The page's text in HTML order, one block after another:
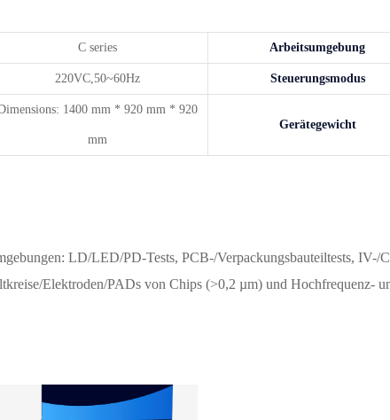
C series Arbeitsumgebung
220VC,50~60Hz Steuerungsmodus
1400 mm * 920 mm * 920
mm
Gerätegewicht
LD/LED/PD-Tests, PCB-/Verpackungsbauteiltests, IV-/
Elektroden/PADs von Chips (>0,2 µm) und Hochfrequenz-